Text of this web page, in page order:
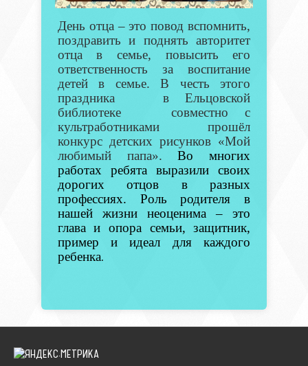
День отца – это повод вспомнить,
поздравить и поднять авторитет
отца в семье, повысить его
ответственность за воспитание
детей в семье. В честь этого
праздника в Ельцовской
библиотеке совместно с
культработниками прошёл
конкурс детских рисунков «Мой
любимый папа».
Во многих
работах ребята выразили своих
дорогих отцов в разных
профессиях.
Роль родителя в
нашей жизни неоценима – это
глава и опора семьи, защитник,
пример и идеал для каждого
ребенка.